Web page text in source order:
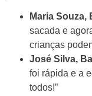
Maria Souza,
sacada e
crianças
José Silva,
foi rápida e a
todos!”